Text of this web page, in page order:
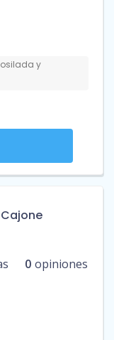
y
0 opiniones